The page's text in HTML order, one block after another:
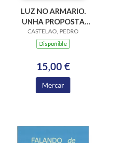
LUZ NO ARMARIO.
UNHA PROPOSTA
PARA SUPERAR A
HOMOFOBIA E A
IGREXA
CASTELAO, PEDRO
Dispoñible
15,00 €
Mercar